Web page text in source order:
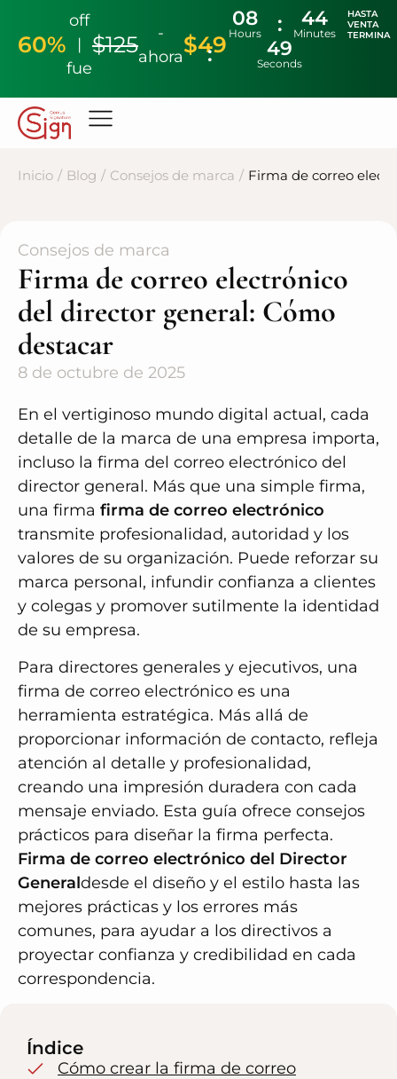
60%
off
|
fue
$125
-
ahora$49
08
Hours
44
Minutes
48
Seconds
HASTA
VENTA
TERMINA
Inicio / Blog / Consejos de marca / Firma de correo
Consejos de marca
Firma de correo electrónico
del director general: Cómo
destacar
8 de octubre de 2025
En el vertiginoso mundo digital actual, cada
detalle de la marca de una empresa importa,
incluso la firma del correo electrónico del
director general. Más que una simple firma,
una firma firma de correo electrónico
transmite profesionalidad, autoridad y los
valores de su organización. Puede reforzar su
marca personal, infundir confianza a clientes
y colegas y promover sutilmente la identidad
de su empresa.
Para directores generales y ejecutivos, una
firma de correo electrónico es una
herramienta estratégica. Más allá de
proporcionar información de contacto, refleja
atención al detalle y profesionalidad,
creando una impresión duradera con cada
mensaje enviado. Esta guía ofrece consejos
prácticos para diseñar la firma perfecta.
Firma de correo electrónico del Director
Generaldesde el diseño y el estilo hasta las
mejores prácticas y los errores más
comunes, para ayudar a los directivos a
proyectar confianza y credibilidad en cada
correspondencia.
Índice
Cómo crear la firma de correo